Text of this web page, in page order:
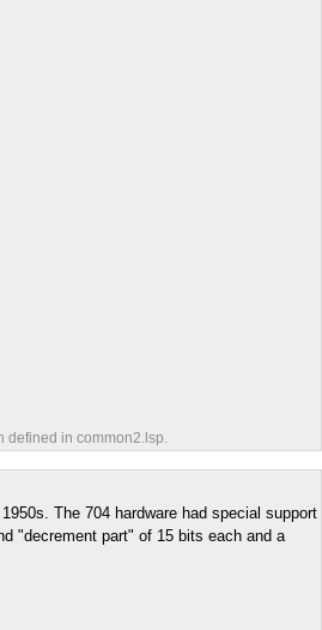
defined in common2.lsp.
The 704 hardware had special support
"decrement part" of 15 bits each and a